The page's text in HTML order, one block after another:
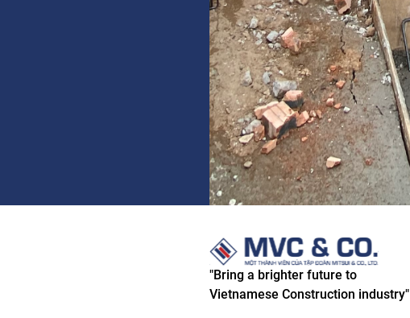
"Bring a brighter future to
Vietnamese Construction industry"